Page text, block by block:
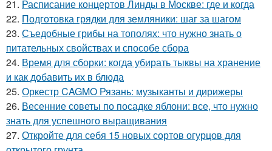
21. Расписание концертов Линды в Москве: где и когда
22. Подготовка грядки для земляники: шаг за шагом
23. Съедобные грибы на тополях: что нужно знать о
питательных свойствах и способе сбора
24. Время для сборки: когда убирать тыквы на хранение
и как добавить их в блюда
25. Оркестр CAGMO Рязань: музыканты и дирижеры
26. Весенние советы по посадке яблони: все, что нужно
знать для успешного выращивания
27. Откройте для себя 15 новых сортов огурцов для